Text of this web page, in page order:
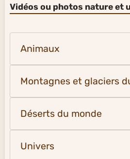
Vidéos ou photos nature et
Animaux
Montagnes et glaciers
Déserts du monde
Univers